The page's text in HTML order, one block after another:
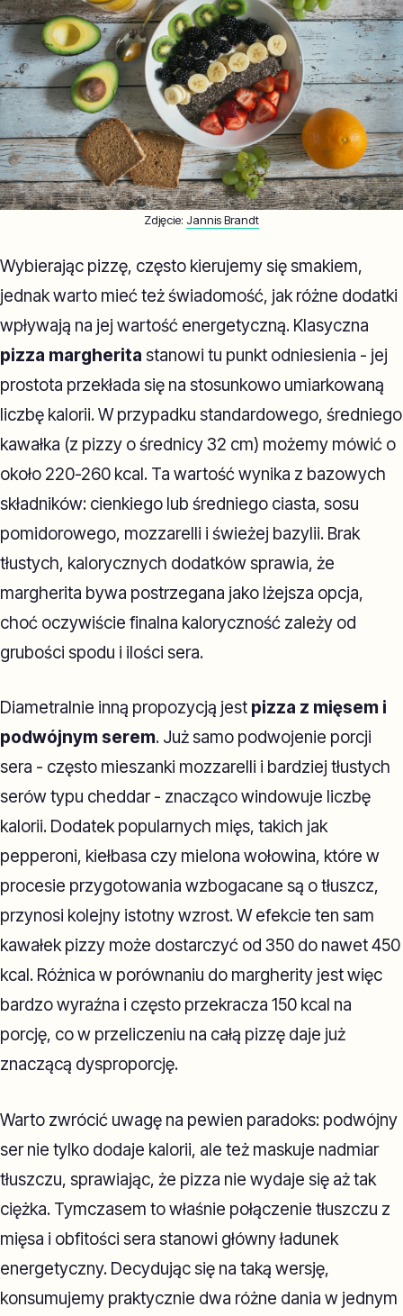
Zdjęcie: Jannis Brandt
Wybierając pizzę, często kierujemy się smakiem,
jednak warto mieć też świadomość, jak różne dodatki
wpływają na jej wartość energetyczną. Klasyczna
pizza margherita stanowi tu punkt odniesienia - jej
prostota przekłada się na stosunkowo umiarkowaną
liczbę kalorii. W przypadku standardowego, średniego
kawałka (z pizzy o średnicy 32 cm) możemy mówić o
około 220-260 kcal. Ta wartość wynika z bazowych
składników: cienkiego lub średniego ciasta, sosu
pomidorowego, mozzarelli i świeżej bazylii. Brak
tłustych, kalorycznych dodatków sprawia, że
margherita bywa postrzegana jako lżejsza opcja,
choć oczywiście finalna kaloryczność zależy od
grubości spodu i ilości sera.
Diametralnie inną propozycją jest pizza z mięsem i
podwójnym serem. Już samo podwojenie porcji
sera - często mieszanki mozzarelli i bardziej tłustych
serów typu cheddar - znacząco windowuje liczbę
kalorii. Dodatek popularnych mięs, takich jak
pepperoni, kiełbasa czy mielona wołowina, które w
procesie przygotowania wzbogacane są o tłuszcz,
przynosi kolejny istotny wzrost. W efekcie ten sam
kawałek pizzy może dostarczyć od 350 do nawet 450
kcal. Różnica w porównaniu do margherity jest więc
bardzo wyraźna i często przekracza 150 kcal na
porcję, co w przeliczeniu na całą pizzę daje już
znaczącą dysproporcję.
Warto zwrócić uwagę na pewien paradoks: podwójny
ser nie tylko dodaje kalorii, ale też maskuje nadmiar
tłuszczu, sprawiając, że pizza nie wydaje się aż tak
ciężka. Tymczasem to właśnie połączenie tłuszczu z
mięsa i obfitości sera stanowi główny ładunek
energetyczny. Decydując się na taką wersję,
konsumujemy praktycznie dwa różne dania w jednym